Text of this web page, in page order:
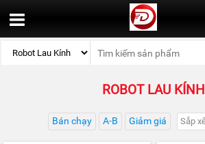
ROBOT LAU KÍNH
Bán chạy A-B Giảm giá